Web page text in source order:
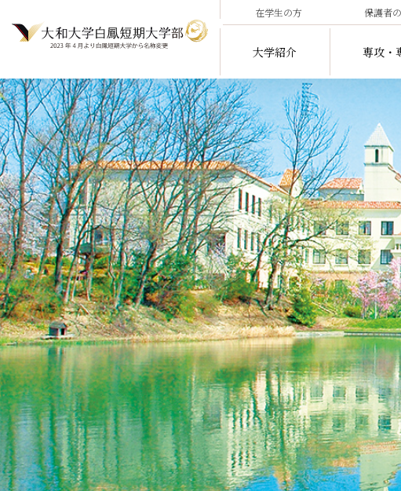
在学生の方 保護者
大学紹介 専攻・